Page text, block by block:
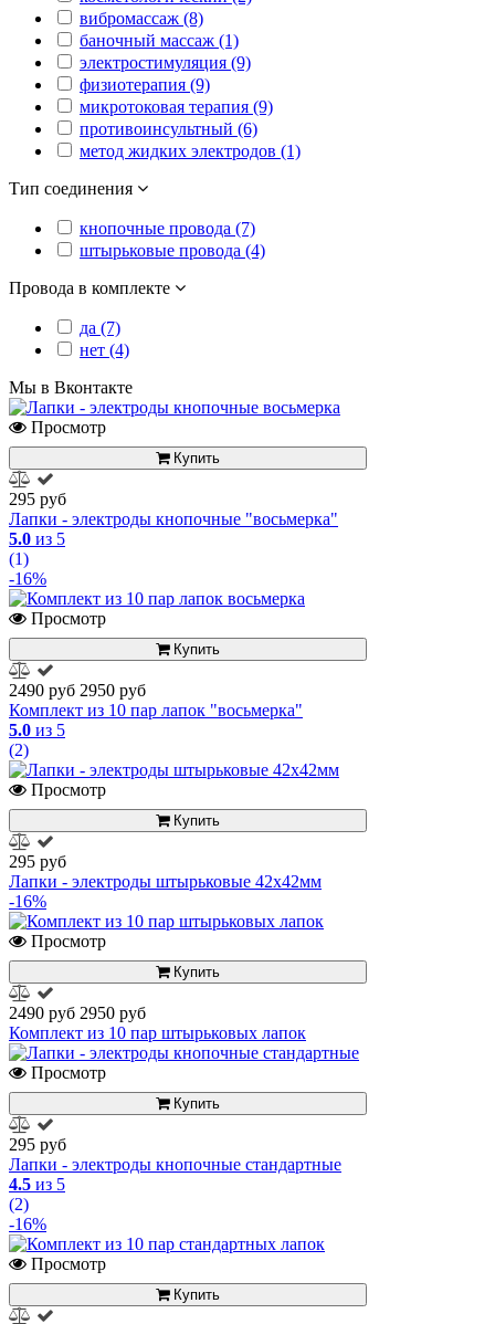
вибромассаж (8)
баночный массаж (1)
электростимуляция (9)
физиотерапия (9)
микротоковая терапия (9)
противоинсультный (6)
метод жидких электродов (1)
Тип соединения
кнопочные провода (7)
штырьковые провода (4)
Провода в комплекте
да (7)
нет (4)
Мы в Вконтакте
Просмотр
Купить
295 руб
Лапки - электроды кнопочные "восьмерка"
5.0 из 5
(1)
-16%
Просмотр
Купить
2490 руб 2950 руб
Комплект из 10 пар лапок "восьмерка"
5.0 из 5
(2)
Просмотр
Купить
295 руб
Лапки - электроды штырьковые 42х42мм
-16%
Просмотр
Купить
2490 руб 2950 руб
Комплект из 10 пар штырьковых лапок
Просмотр
Купить
295 руб
Лапки - электроды кнопочные стандартные
4.5 из 5
(2)
-16%
Просмотр
Купить